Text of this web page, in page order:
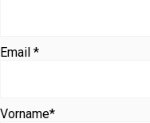
Email *
Vorname*